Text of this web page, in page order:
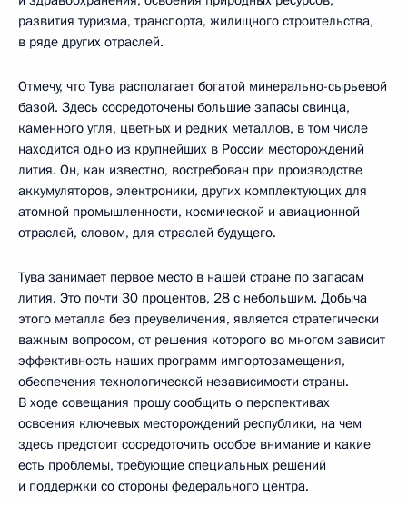
развития туризма, транспорта, жилищного строительства,
в ряде других отраслей.
Отмечу, что Тува располагает богатой минерально-сырьевой
базой. Здесь сосредоточены большие запасы свинца,
каменного угля, цветных и редких металлов, в том числе
находится одно из крупнейших в России месторождений
лития. Он, как известно, востребован при производстве
аккумуляторов, электроники, других комплектующих для
атомной промышленности, космической и авиационной
отраслей, словом, для отраслей будущего.
Тува занимает первое место в нашей стране по запасам
лития. Это почти 30 процентов, 28 с небольшим. Добыча
этого металла без преувеличения, является стратегически
важным вопросом, от решения которого во многом зависит
эффективность наших программ импортозамещения,
обеспечения технологической независимости страны.
В ходе совещания прошу сообщить о перспективах
освоения ключевых месторождений республики, на чем
здесь предстоит сосредоточить особое внимание и какие
есть проблемы, требующие специальных решений
и поддержки со стороны федерального центра.